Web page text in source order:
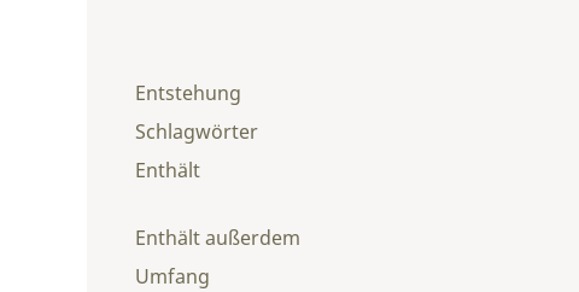
Entstehung
Umfang
Enthält
Enthält außerdem
Schlagwörter